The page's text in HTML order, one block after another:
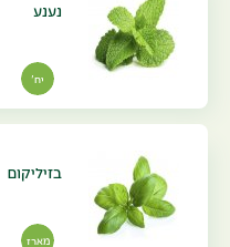
נענע
יח'
בזיליקום
מארז